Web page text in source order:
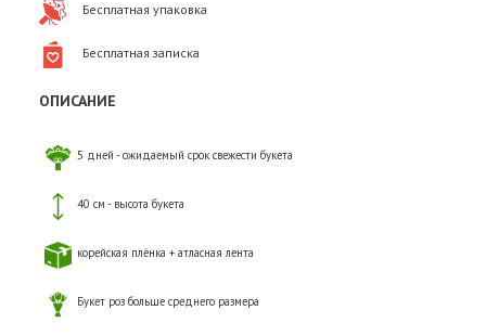
Бесплатная упаковка
Бесплатная записка
ОПИСАНИЕ
5 дней - ожидаемый срок свежести букета
40 см - высота букета
корейская плёнка + атласная лента
Букет роз больше среднего размера